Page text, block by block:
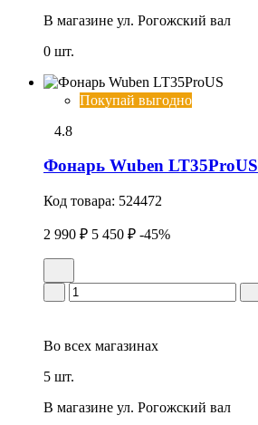
В магазине ул. Рогожский вал
0 шт.
Покупай выгодно
4.8
Фонарь Wuben LT35ProUS
Код товара: 524472
2 990 ₽ 5 450 ₽ -45%
Во всех магазинах
5 шт.
В магазине ул. Рогожский вал